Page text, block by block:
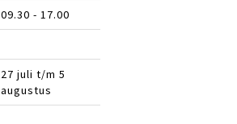
09.30 - 17.00
27 juli t/m 5
augustus